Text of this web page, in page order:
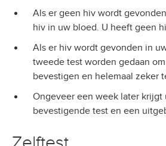
Als er geen hiv wordt
hiv in uw bloed. U heeft geen
Als er hiv wordt gevonden in
tweede test worden gedaan
bevestigen en helemaal zeker
Ongeveer een week later krijgt
bevestigende test en een